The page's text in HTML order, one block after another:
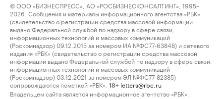
© ООО «БИЗНЕСПРЕСС», АО «РОСБИЗНЕСКОНСАЛТИНГ», 1995–
2026. Сообщения и материалы информационного агентства «РБК»
(свидетельство о регистрации средства массовой информации
выдано Федеральной службой по надзору в сфере связи,
информационных технологий и массовых коммуникаций
(Роскомнадзор) 09.12.2015 за номером ИА №ФС77-63848) и сетевого
издания «РБК» (свидетельство о регистрации средства массовой
информации выдано Федеральной службой по надзору в сфере связи,
информационных технологий и массовых коммуникаций
(Роскомнадзор) 03.12.2021 за номером ЭЛ №ФС77-82385)
сопровождаются пометкой «РБК».
18+ letters@rbc.ru
Владельцем сайта является информационное агентство «РБК».